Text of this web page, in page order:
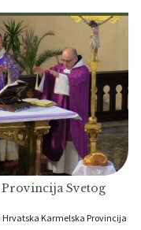
Svetog
Hrvatska Karmelska Provincija